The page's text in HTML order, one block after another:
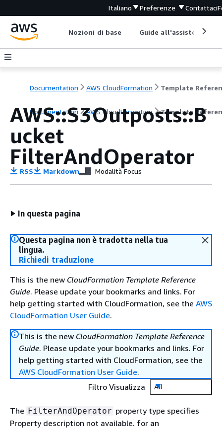
Italiano Preferenze Contattaci
Nozioni di base Guide all'assistenza
Documentation AWS CloudFormation Template
Documentation AWS CloudFormation Template
AWS::S3Outposts::B
ucket
FilterAndOperator
RSS Markdown Modalità Focus
In questa pagina
Questa pagina non è tradotta nella tua
lingua.
Richiedi traduzione
This is the new CloudFormation Template Reference
Guide. Please update your bookmarks and links. For
help getting started with CloudFormation, see the AWS
CloudFormation User Guide.
This is the new CloudFormation Template Reference
Guide. Please update your bookmarks and links. For
help getting started with CloudFormation, see the
AWS CloudFormation User Guide.
Filtro Visualizza
All
The FilterAndOperator property type specifies
Property description not available. for an